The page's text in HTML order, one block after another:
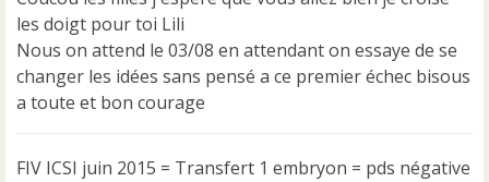
a
g
e
n
o
n
les doigt pour toi Lili
Nous on attend le 03/08 en attendant on essaye de se
changer les idées sans pensé a ce premier échec bisous
a toute et bon courage
FIV ICSI juin 2015 = Transfert 1 embryon = pds négative